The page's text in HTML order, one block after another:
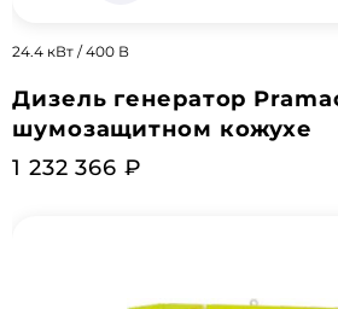
24.4 кВт / 400 В
Дизель генератор
шумозащитном кожухе
1 232 366 ₽